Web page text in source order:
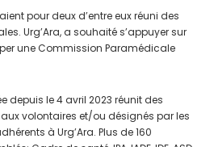
pour deux d’entre eux réuni des
Urg’Ara, a souhaité s’appuyer sur
une Commission Paramédicale
depuis le 4 avril 2023 réunit des
volontaires et/ou désignés par les
à Urg’Ara. Plus de 160